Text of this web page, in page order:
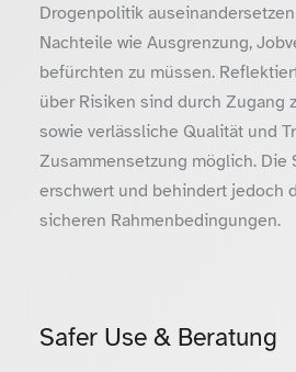
Drogenpolitik
Nachteile wie Ausgrenzung,
befürchten zu müssen.
über Risiken sind durch Zugang
sowie verlässliche Qualität und
Zusammensetzung möglich. Die
erschwert und behindert jedoch
sicheren Rahmenbedingungen.
Safer Use & Beratung